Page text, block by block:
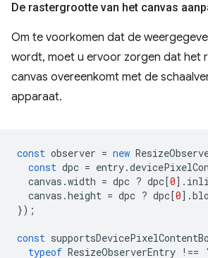
De rastergrootte van het canvas
Om te voorkomen dat de
wordt, moet u ervoor zorgen dat het
canvas overeenkomt met de
apparaat.
const observer = new
const dpc = entry.
canvas .width = dpc ? dpc[0].
canvas .height = dpc ? dpc[0].
});
const
typeof ResizeObserverEntry !==